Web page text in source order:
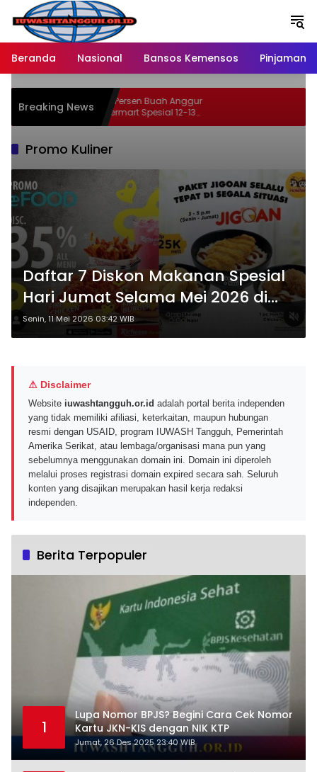
Langsung
konten
Beranda
Nasional Bansos Kemensos Pinjaman
Breaking News
Diskon 46 Persen Buah Anggur
di Promo Hypermart Spesial 12-13
2026
Promo Kuliner
Daftar 7 Diskon Makanan Spesial
Hari Jumat Selama Mei 2026 di
Berbagai Gerai Favorit
Senin, 11 Mei 2026 03:42 WIB
⚠ Disclaimer
Website iuwashtangguh.or.id adalah portal berita independen
yang tidak memiliki afiliasi, keterkaitan, maupun hubungan
resmi dengan USAID, program IUWASH Tangguh, Pemerintah
Amerika Serikat, atau lembaga/organisasi mana pun yang
sebelumnya menggunakan domain ini. Domain ini diperoleh
melalui proses registrasi domain expired secara sah. Seluruh
konten yang disajikan merupakan hasil kerja redaksi
independen.
Berita Terpopuler
1
Lupa Nomor BPJS? Begini Cara Cek Nomor
Kartu JKN-KIS dengan NIK KTP
Jumat, 26 Des 2025 23:40 WIB